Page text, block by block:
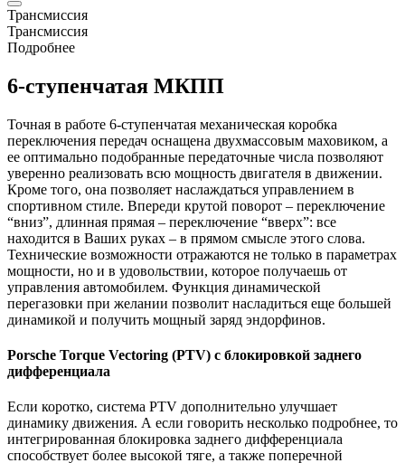
Трансмиссия
Трансмиссия
Подробнее
6-ступенчатая МКПП
Точная в работе 6-ступенчатая механическая коробка
переключения передач оснащена двухмассовым маховиком, а
ее оптимально подобранные передаточные числа позволяют
уверенно реализовать всю мощность двигателя в движении.
Кроме того, она позволяет наслаждаться управлением в
спортивном стиле. Впереди крутой поворот – переключение
“вниз”, длинная прямая – переключение “вверх”: все
находится в Ваших руках – в прямом смысле этого слова.
Технические возможности отражаются не только в параметрах
мощности, но и в удовольствии, которое получаешь от
управления автомобилем. Функция динамической
перегазовки при желании позволит насладиться еще большей
динамикой и получить мощный заряд эндорфинов.
Porsche Torque Vectoring (PTV) с блокировкой заднего
дифференциала
Если коротко, система PTV дополнительно улучшает
динамику движения. А если говорить несколько подробнее, то
интегрированная блокировка заднего дифференциала
способствует более высокой тяге, а также поперечной